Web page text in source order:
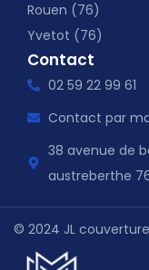
Rouen (76)
Yvetot (76)
Contact
02 59 22 99 61
Contact par
38 avenue de
austreberthe
© 2024 JL